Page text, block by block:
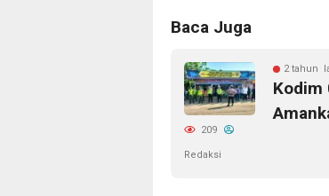
Baca Juga
2 tahun
Kodim
209
Redaksi